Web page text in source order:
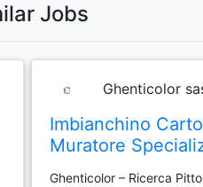
Jobs
Ghenticolor
Imbianchino
Muratore
Ghenticolor – Ricerca